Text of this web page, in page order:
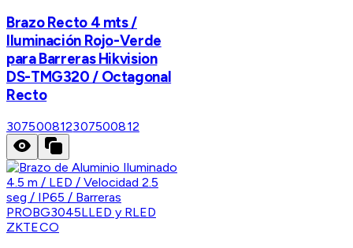
Brazo Recto 4 mts /
Iluminación Rojo-Verde
para Barreras Hikvision
DS-TMG320 / Octagonal
Recto
307500812307500812
ZKTECO